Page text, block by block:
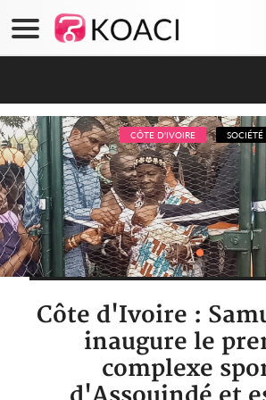
dépigmentants dangereux
CÔTE D'IVOIRE SOCIÉTÉ
Côte d'Ivoire :
inaugure le
complexe